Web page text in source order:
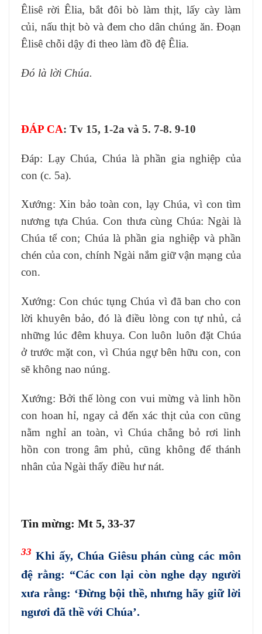
Êlisê rời Êlia, bắt đôi bò làm thịt, lấy cày làm
củi, nấu thịt bò và đem cho dân chúng ăn. Ðoạn
Êlisê chỗi dậy đi theo làm đồ đệ Êlia.
Ðó là lời Chúa.
ĐÁP CA: Tv 15, 1-2a và 5. 7-8. 9-10
Ðáp: Lạy Chúa, Chúa là phần gia nghiệp của
con (c. 5a).
Xướng: Xin bảo toàn con, lạy Chúa, vì con tìm
nương tựa Chúa. Con thưa cùng Chúa: Ngài là
Chúa tể con; Chúa là phần gia nghiệp và phần
chén của con, chính Ngài nắm giữ vận mạng của
con.
Xướng: Con chúc tụng Chúa vì đã ban cho con
lời khuyên bảo, đó là điều lòng con tự nhủ, cả
những lúc đêm khuya. Con luôn luôn đặt Chúa
ở trước mặt con, vì Chúa ngự bên hữu con, con
sẽ không nao núng.
Xướng: Bởi thế lòng con vui mừng và linh hồn
con hoan hỉ, ngay cả đến xác thịt của con cũng
nằm nghỉ an toàn, vì Chúa chẳng bỏ rơi linh
hồn con trong âm phủ, cũng không để thánh
nhân của Ngài thấy điều hư nát.
Tin mừng: Mt 5, 33-37
33 Khi ấy, Chúa Giêsu phán cùng các môn
đệ rằng: “Các con lại còn nghe dạy người
xưa rằng: ‘Đừng bội thề, nhưng hãy giữ lời
ngươi đã thề với Chúa’.